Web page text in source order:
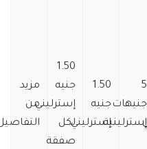
5
جنيهات
إسترلينية
1.50
جنيه
إسترليني
1.50
جنيه
إسترليني
لكل
صفقة
مزيد
من